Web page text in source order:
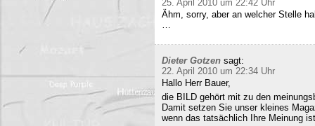
25. April 2010 um 22:42 Uhr
Ähm, sorry, aber an welcher Stelle
…
Dieter Gotzen sagt:
22. April 2010 um 22:34 Uhr
Hallo Herr Bauer,
die BILD gehört mit zu den
Damit setzen Sie unser kleines
wenn das tatsächlich Ihre Meinung